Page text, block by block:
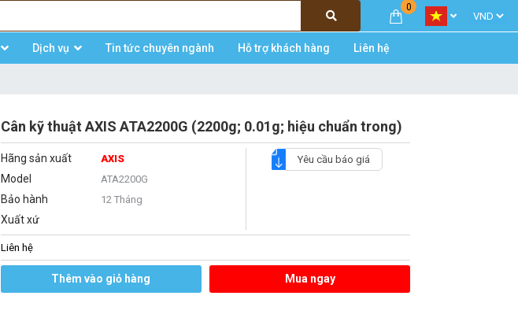
0
Dịch vụ Tin tức chuyên ngành Hỗ trợ khách hàng Liên hệ
Cân kỹ thuật AXIS ATA2200G (2200g; 0.01g; hiệu chuẩn trong)
Hãng sản xuất AXIS
Model ATA2200G
Bảo hành 12 Tháng
Xuất xứ
Yêu cầu báo giá
Liên hệ
Thêm vào giỏ hàng Mua ngay